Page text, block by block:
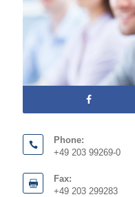
Phone:
+49 203 99269-0
Fax:
+49 203 299283